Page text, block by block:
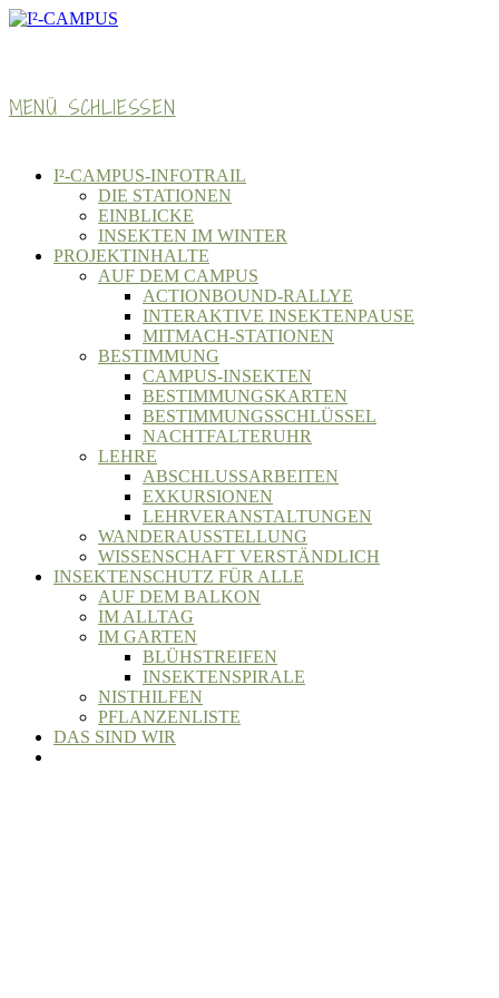
Zum
MENÜ SCHLIESSEN
I²-CAMPUS-INFOTRAIL
DIE STATIONEN
EINBLICKE
INSEKTEN IM WINTER
PROJEKTINHALTE
AUF DEM CAMPUS
ACTIONBOUND-RALLYE
INTERAKTIVE INSEKTENPAUSE
MITMACH-STATIONEN
BESTIMMUNG
CAMPUS-INSEKTEN
BESTIMMUNGSKARTEN
BESTIMMUNGSSCHLÜSSEL
NACHTFALTERUHR
LEHRE
ABSCHLUSSARBEITEN
EXKURSIONEN
LEHRVERANSTALTUNGEN
WANDERAUSSTELLUNG
WISSENSCHAFT VERSTÄNDLICH
INSEKTENSCHUTZ FÜR ALLE
AUF DEM BALKON
IM ALLTAG
IM GARTEN
BLÜHSTREIFEN
INSEKTENSPIRALE
NISTHILFEN
PFLANZENLISTE
DAS SIND WIR